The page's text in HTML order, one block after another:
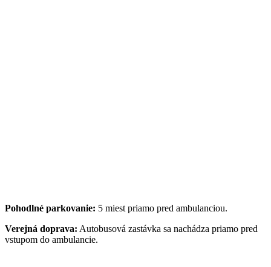
Pohodlné parkovanie: 5 miest priamo pred ambulanciou.
Verejná doprava: Autobusová zastávka sa nachádza priamo pred
vstupom do ambulancie.